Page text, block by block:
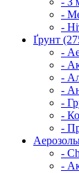
-
-
Ґрунт
-
-
-
-
-
-
-
-
-